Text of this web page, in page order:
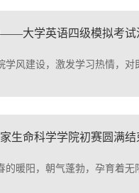
大学英语四级模拟考试
风建设，激发学习热情，对
生命科学学院初赛圆满结
暖阳，朝气蓬勃，孕育着